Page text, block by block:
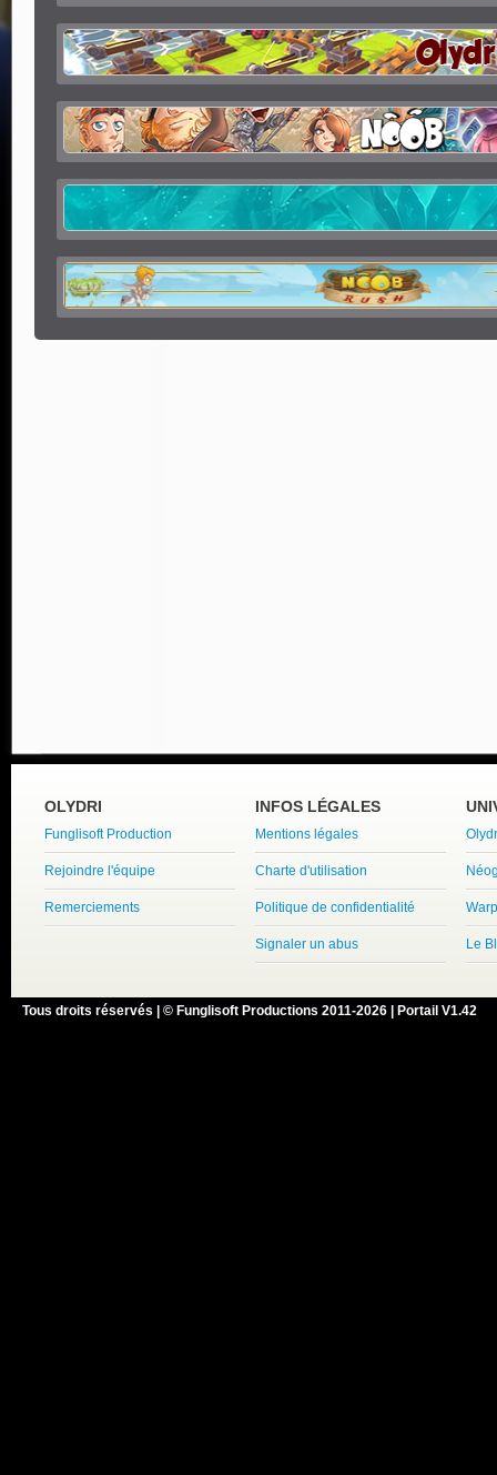
OLYDRI
Funglisoft Production
Rejoindre l'équipe
Remerciements
INFOS LÉGALES
Mentions légales
Charte d'utilisation
Politique de confidentialité
Signaler un abus Le
Tous droits réservés | © Funglisoft Productions 2011-2026 | Portail V1.42